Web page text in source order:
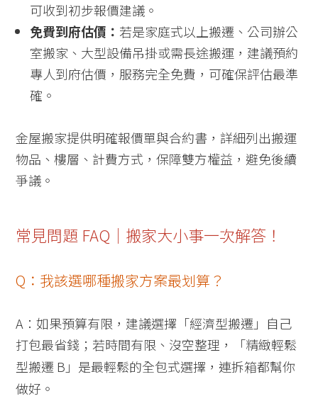
可收到初步報價建議。
免費到府估價： 若是家庭式以上搬遷、公司辦公
室搬家、大型設備吊掛或需長途搬運，建議預約
專人到府估價，服務完全免費，可確保評估最準
確。
金屋搬家提供明確報價單與合約書，詳細列出搬運
物品、樓層、計費方式，保障雙方權益，避免後續
爭議。
常見問題 FAQ｜搬家大小事一次解答！
Q：我該選哪種搬家方案最划算？
A：如果預算有限，建議選擇「經濟型搬遷」自己
打包最省錢；若時間有限、沒空整理，「精緻輕鬆
型搬遷 B」是最輕鬆的全包式選擇，連拆箱都幫你
做好。